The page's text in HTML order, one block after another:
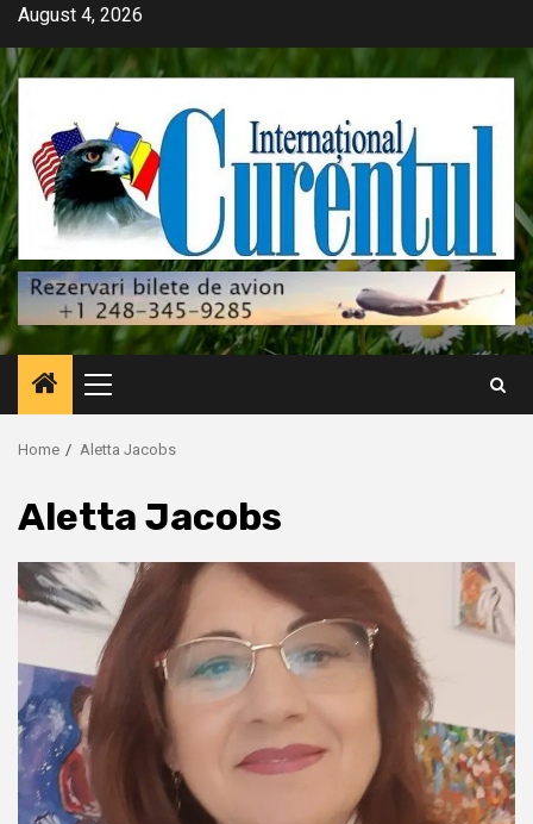
Skip
content
August 4, 2026
Primary
Menu
Home Aletta Jacobs
Aletta Jacobs